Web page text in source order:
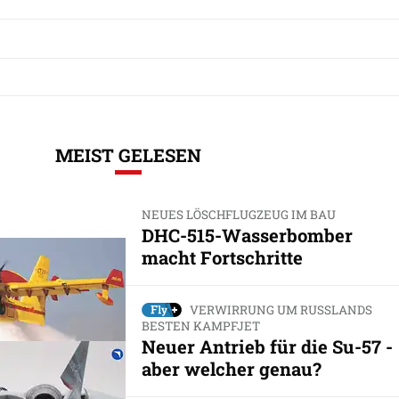
MEIST GELESEN
NEUES LÖSCHFLUGZEUG IM BAU
DHC-515-Wasserbomber
macht Fortschritte
VERWIRRUNG UM RUSSLANDS
BESTEN KAMPFJET
Neuer Antrieb für die Su-57 -
aber welcher genau?